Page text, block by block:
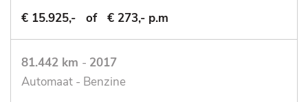
€ 15.925,-
of € 273,- p.m
81.442 km - 2017
Automaat - Benzine